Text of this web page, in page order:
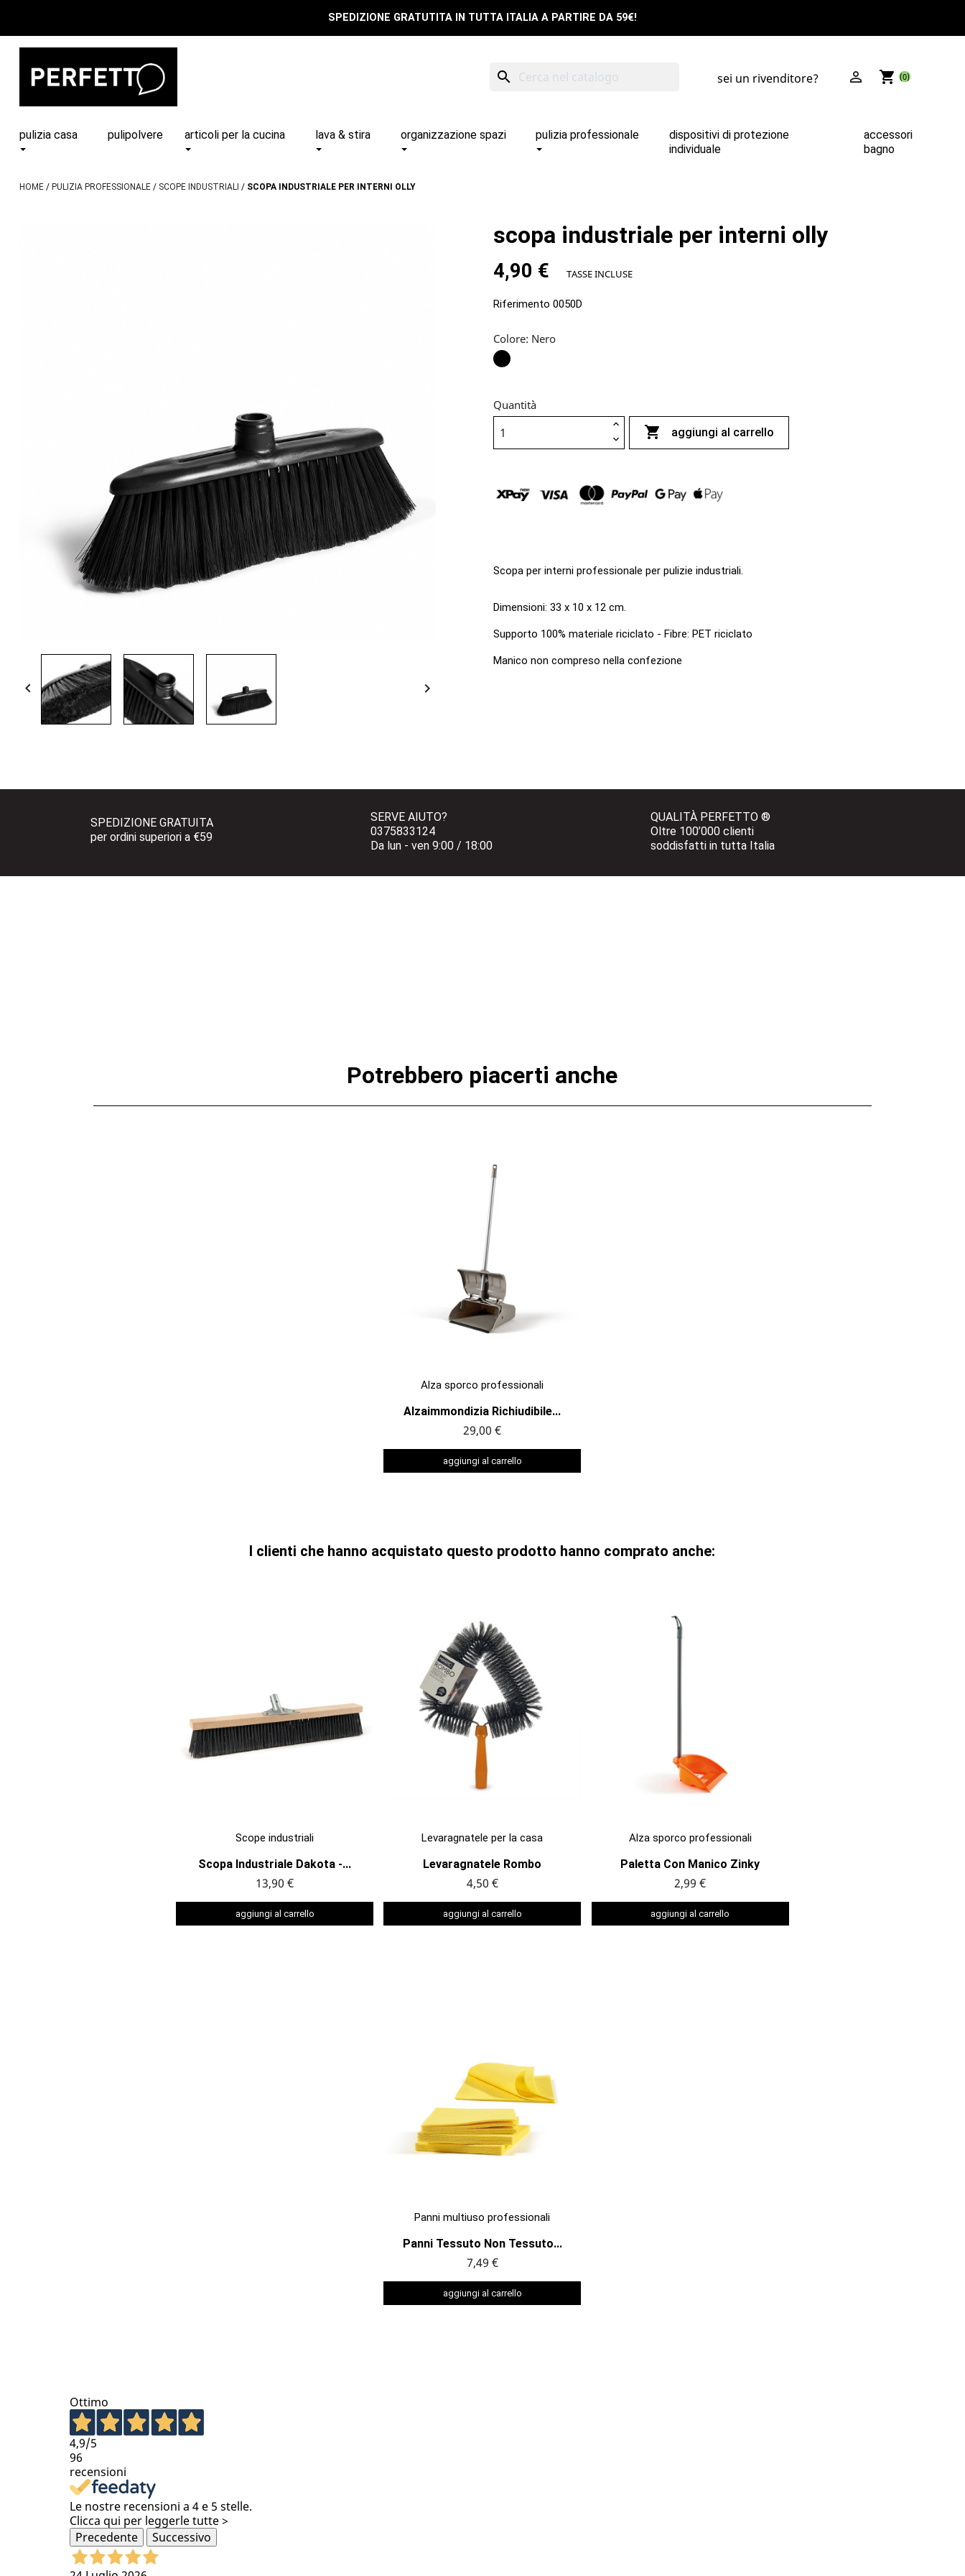
SPEDIZIONE GRATUTITA IN TUTTA ITALIA A PARTIRE DA 59€!
search sei un rivenditore?  shopping_cart (0)
pulizia casa pulipolvere articoli per la cucina lava & stira organizzazione spazi pulizia professionale
dispositivi di protezione
individuale
accessori
bagno
HOME PULIZIA PROFESSIONALE SCOPE INDUSTRIALI SCOPA INDUSTRIALE PER INTERNI OLLY
 
scopa industriale per interni olly
4,90 € TASSE INCLUSE
Riferimento 0050D
Colore: Nero
Nero
Quantità
 aggiungi al carrello
Scopa per interni professionale per pulizie industriali.
Dimensioni: 33 x 10 x 12 cm.
Supporto 100% materiale riciclato - Fibre: PET riciclato
Manico non compreso nella confezione
SPEDIZIONE GRATUITA
per ordini superiori a €59
SERVE AIUTO?
0375833124
Da lun - ven 9:00 / 18:00
QUALITÀ PERFETTO ®
Oltre 100’000 clienti
soddisfatti in tutta Italia
Potrebbero piacerti anche
Alza sporco professionali
Alzaimmondizia Richiudibile...
29,00 €
aggiungi al carrello
ANTEPRIMA
I clienti che hanno acquistato questo prodotto hanno comprato anche:
Scope industriali
Scopa Industriale Dakota -...
13,90 €
aggiungi al carrello
ANTEPRIMA Levaragnatele per la casa
Levaragnatele Rombo
4,50 €
aggiungi al carrello
ANTEPRIMA Alza sporco professionali
Paletta Con Manico Zinky
2,99 €
aggiungi al carrello
ANTEPRIMA
Panni multiuso professionali
Panni Tessuto Non Tessuto...
7,49 €
aggiungi al carrello
ANTEPRIMA
Ottimo
4,9/5
96
recensioni
Le nostre recensioni a 4 e 5 stelle.
Clicca qui per leggerle tutte >
Precedente
Successivo